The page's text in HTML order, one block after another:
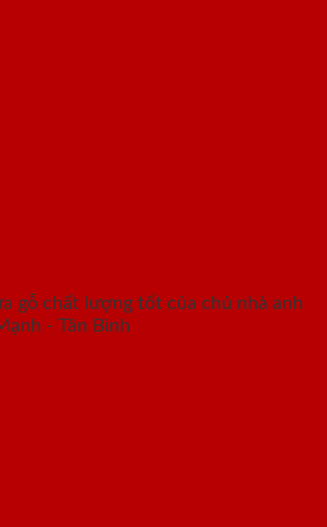
gỗ chất lượng tốt của chủ nhà anh
- Tân Bình